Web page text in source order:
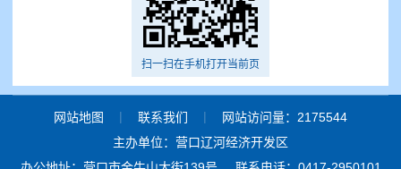
扫一扫在手机打开当前页
网站地图 | 联系我们 |
网站访问量：2175544
主办单位：营口辽河经济开发区